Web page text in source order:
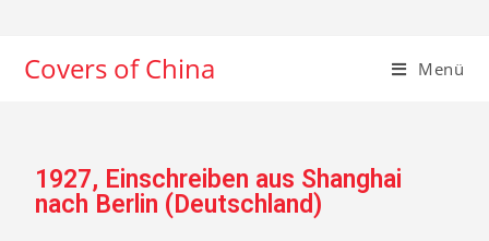
Covers of China Menü
1927, Einschreiben aus Shanghai
nach Berlin (Deutschland)